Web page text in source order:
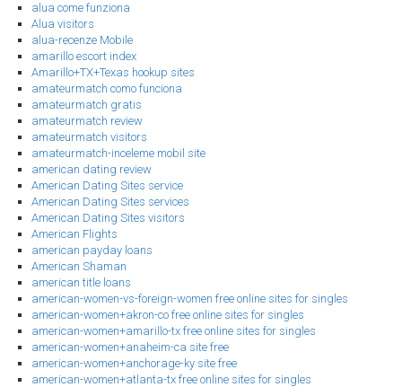
alua come funziona
Alua visitors
alua-recenze Mobile
amarillo escort index
Amarillo+TX+Texas hookup sites
amateurmatch como funciona
amateurmatch gratis
amateurmatch review
amateurmatch visitors
amateurmatch-inceleme mobil site
american dating review
American Dating Sites service
American Dating Sites services
American Dating Sites visitors
American Flights
american payday loans
American Shaman
american title loans
american-women-vs-foreign-women free online sites for singles
american-women+akron-co free online sites for singles
american-women+amarillo-tx free online sites for singles
american-women+anaheim-ca site free
american-women+anchorage-ky site free
american-women+atlanta-tx free online sites for singles